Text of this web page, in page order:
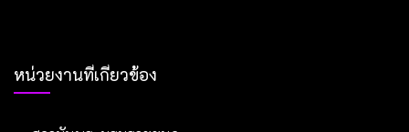
หน่วยงานที่เกี่ยวข้อง